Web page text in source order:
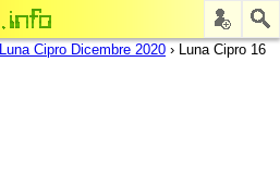
Luna Cipro Dicembre 2020 › Luna Cipro 16